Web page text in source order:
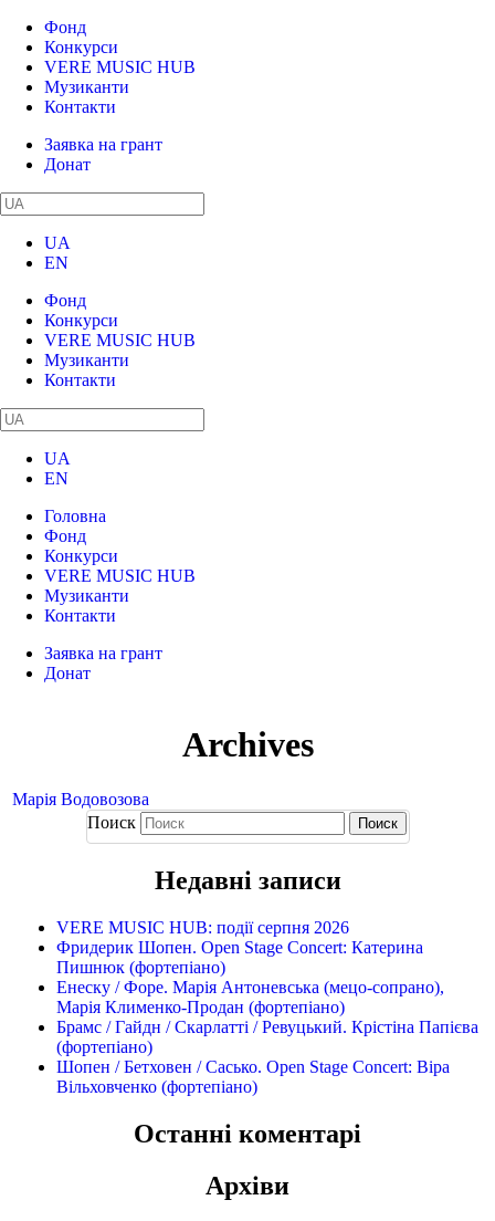
Фонд
Конкурси
VERE MUSIC HUB
Музиканти
Контакти
Заявка на грант
Донат
UA
EN
Фонд
Конкурси
VERE MUSIC HUB
Музиканти
Контакти
UA
EN
Головна
Фонд
Конкурси
VERE MUSIC HUB
Музиканти
Контакти
Заявка на грант
Донат
Archives
Марія Водовозова
Поиск
Недавні записи
VERE MUSIC HUB: події серпня 2026
Фридерик Шопен. Open Stage Concert: Катерина
Пишнюк (фортепіано)
Енеску / Форе. Марія Антоневська (мецо-сопрано),
Марія Клименко-Продан (фортепіано)
Брамс / Гайдн / Скарлатті / Ревуцький. Крістіна Папієва
(фортепіано)
Шопен / Бетховен / Сасько. Open Stage Concert: Віра
Вільховченко (фортепіано)
Останні коментарі
Архіви